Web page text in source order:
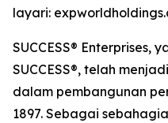
layari:
SUCCESS® Enterprises,
SUCCESS®, telah
dalam pembangunan
1897. Sebagai